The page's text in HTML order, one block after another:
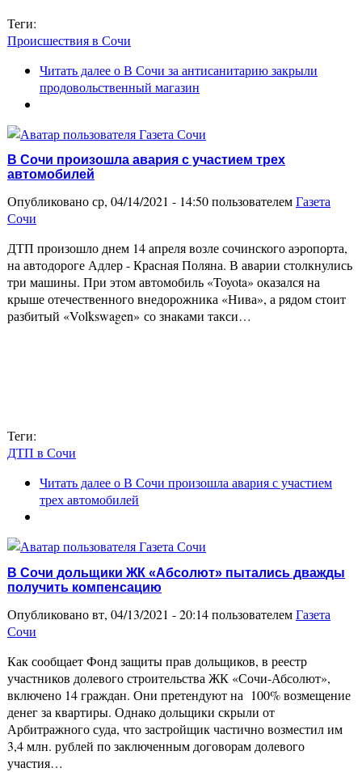
Теги:
Происшествия в Сочи
Читать далеео В Сочи за антисанитарию закрыли
продовольственный магазин
В Сочи произошла авария с участием трех
автомобилей
Опубликовано ср, 04/14/2021 - 14:50 пользователемГазета
Сочи
ДТП произошло днем 14 апреля возле сочинского аэропорта,
на автодороге Адлер - Красная Поляна. В аварии столкнулись
три машины. При этом автомобиль «Toyota» оказался на
крыше отечественного внедорожника «Нива», а рядом стоит
разбитый «Volkswagen» со знаками такси…
Теги:
ДТП в Сочи
Читать далеео В Сочи произошла авария с участием
трех автомобилей
В Сочи дольщики ЖК «Абсолют» пытались дважды
получить компенсацию
Опубликовано вт, 04/13/2021 - 20:14 пользователемГазета
Сочи
Как сообщает Фонд защиты прав дольщиков, в реестр
участников долевого строительства ЖК «Сочи-Абсолют»,
включено 14 граждан. Они претендуют на 100% возмещение
денег за квартиры. Однако дольщики скрыли от
Арбитражного суда, что застройщик частично возместил им
3,4 млн. рублей по заключенным договорам долевого
участия…